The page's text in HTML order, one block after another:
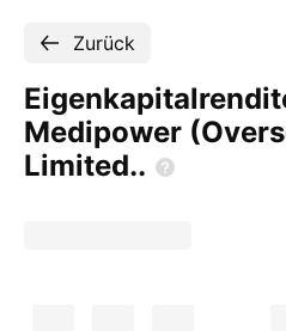
Zurück
Medipower
Limited..